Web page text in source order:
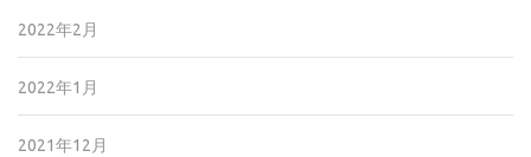
2022年2月
2022年1月
2021年12月